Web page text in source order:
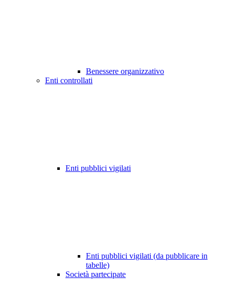
Benessere organizzativo
Enti controllati
Enti pubblici vigilati
Enti pubblici vigilati (da pubblicare in
tabelle)
Società partecipate